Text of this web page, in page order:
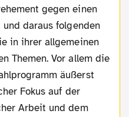
gegen einen
daraus folgenden
in ihrer allgemeinen
Themen. Vor allem die
äußerst
Fokus auf der
Arbeit und dem